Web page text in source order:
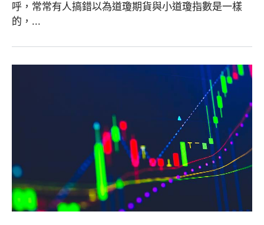
呼，常常有人搞錯以為道瓊期貨與小道瓊指數是一樣
的，...